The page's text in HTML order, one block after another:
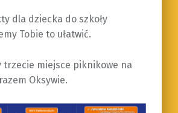
dla dziecka do szkoły
Tobie to ułatwić.
trzecie miejsce piknikowe na
Oksywie.